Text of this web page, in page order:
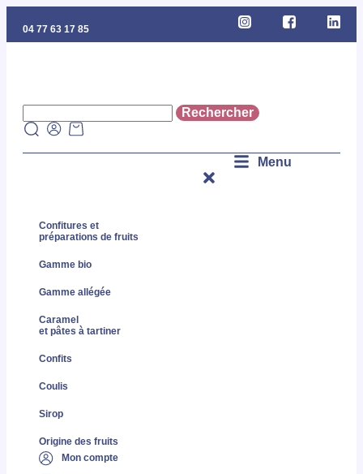
04 77 63 17 85
Confitures et
préparations de fruits
Gamme bio
Gamme allégée
Caramel
et pâtes à tartiner
Confits
Coulis
Sirop
Origine des fruits
Mon compte
Menu